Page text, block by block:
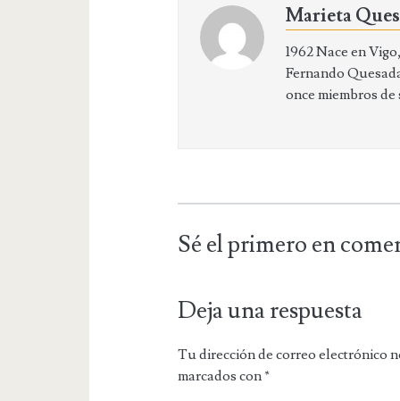
Marieta
1962 Nace en
Fernando
once miembros
Sé el primero en
Deja una respuesta
Tu dirección de correo electrónico
marcados con*